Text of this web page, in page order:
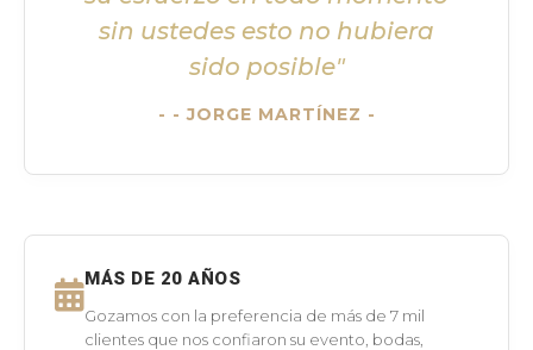
sin ustedes esto no hubiera
sido posible"
- JORGE MARTÍNEZ -
MÁS DE 20 AÑOS
Gozamos con la preferencia de más de 7 mil
clientes que nos confiaron su evento, bodas,